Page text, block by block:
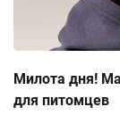
Милота дня!
для питомцев